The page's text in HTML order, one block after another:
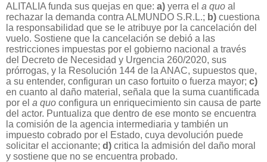
ALITALIA funda sus quejas en que: a) yerra el a quo al
rechazar la demanda contra ALMUNDO S.R.L.; b) cuestiona
la responsabilidad que se le atribuye por la cancelación del
vuelo. Sostiene que la cancelación se debió a las
restricciones impuestas por el gobierno nacional a través
del Decreto de Necesidad y Urgencia 260/2020, sus
prórrogas, y la Resolución 144 de la ANAC, supuestos que,
a su entender, configuran un caso fortuito o fuerza mayor; c)
en cuanto al daño material, señala que la suma cuantificada
por el a quo configura un enriquecimiento sin causa de parte
del actor. Puntualiza que dentro de ese monto se encuentra
la comisión de la agencia intermediaria y también un
impuesto cobrado por el Estado, cuya devolución puede
solicitar el accionante; d) critica la admisión del daño moral
y sostiene que no se encuentra probado.